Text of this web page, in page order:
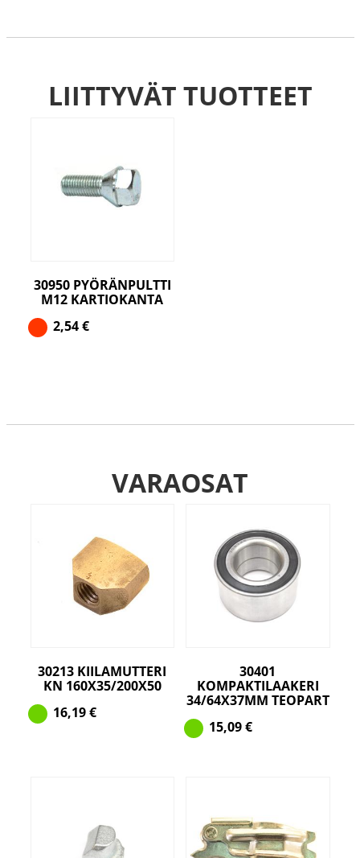
LIITTYVÄT TUOTTEET
30950 PYÖRÄNPULTTI
M12 KARTIOKANTA
2,54€
VARAOSAT
30213 KIILAMUTTERI
KN 160X35/200X50
16,19€
30401
KOMPAKTILAAKERI
34/64X37MM TEOPART
15,09€